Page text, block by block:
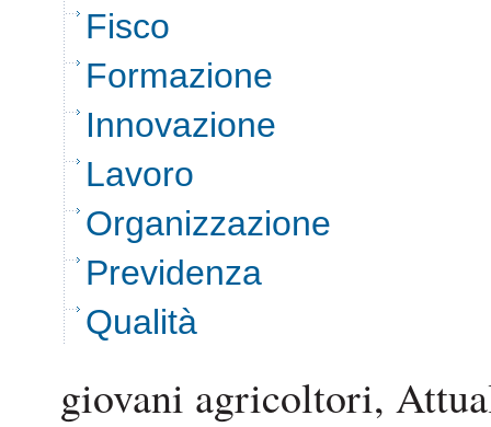
Fisco
Formazione
Innovazione
Lavoro
Organizzazione
Previdenza
Qualità
giovani agricoltori,